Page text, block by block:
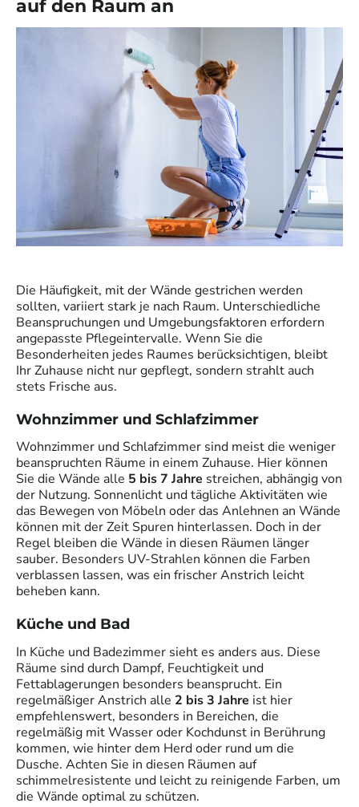
auf den Raum an
Die Häufigkeit, mit der Wände gestrichen werden
sollten, variiert stark je nach Raum. Unterschiedliche
Beanspruchungen und Umgebungsfaktoren erfordern
angepasste Pflegeintervalle. Wenn Sie die
Besonderheiten jedes Raumes berücksichtigen, bleibt
Ihr Zuhause nicht nur gepflegt, sondern strahlt auch
stets Frische aus.
Wohnzimmer und Schlafzimmer
Wohnzimmer und Schlafzimmer sind meist die weniger
beanspruchten Räume in einem Zuhause. Hier können
Sie die Wände alle 5 bis 7 Jahre streichen, abhängig von
der Nutzung. Sonnenlicht und tägliche Aktivitäten wie
das Bewegen von Möbeln oder das Anlehnen an Wände
können mit der Zeit Spuren hinterlassen. Doch in der
Regel bleiben die Wände in diesen Räumen länger
sauber. Besonders UV-Strahlen können die Farben
verblassen lassen, was ein frischer Anstrich leicht
beheben kann.
Küche und Bad
In Küche und Badezimmer sieht es anders aus. Diese
Räume sind durch Dampf, Feuchtigkeit und
Fettablagerungen besonders beansprucht. Ein
regelmäßiger Anstrich alle 2 bis 3 Jahre ist hier
empfehlenswert, besonders in Bereichen, die
regelmäßig mit Wasser oder Kochdunst in Berührung
kommen, wie hinter dem Herd oder rund um die
Dusche. Achten Sie in diesen Räumen auf
schimmelresistente und leicht zu reinigende Farben, um
die Wände optimal zu schützen.